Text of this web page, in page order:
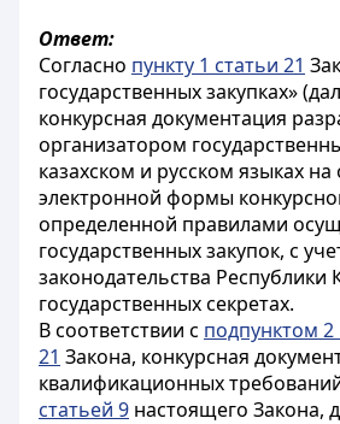
Ответ:
Согласно пункту 1 статьи 21
государственных закупках»
конкурсная документация
организатором
казахском и русском языках
электронной формы
определенной правилами
государственных закупок, с
законодательства Республики
государственных секретах.
В соответствии с подпунктом 2
21 Закона, конкурсная
квалификационных
статьей 9 настоящего Закона,